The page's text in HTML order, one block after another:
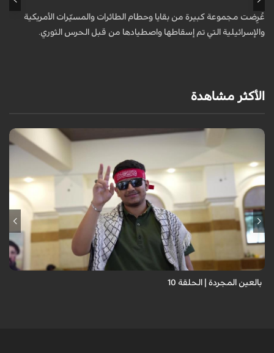
عُرِضت مجموعة كبيرة من بقايا وحطام الطائرات والمسيّرات الأمريكية
والإسرائيلية التي تم إسقاطها واصطيادها من قبل الحرس الثوري.
الأكثر مشاهدة
برنامج "بالعين المجردة" هو توثيق إنسانيٌّ شجاعٌ للحياة تحت وطأة الحرب،
حيث نستمع فيه إلى شهاداتٍ حيّةٍ لأشخاص عايشوا التفجيرات والدمار، فنرى
بعيونهم ت...
بالعين المجردة | الحلقة 10